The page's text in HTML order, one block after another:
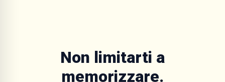
Non limitarti a
memorizzare.